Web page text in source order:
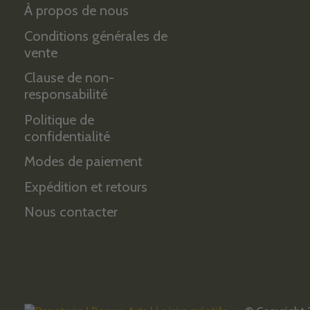
À propos de nous
Conditions générales de
vente
Clause de non-
responsabilité
Politique de
confidentialité
Modes de paiement
Expédition et retours
Nous contacter